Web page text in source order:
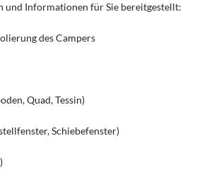
und Informationen für Sie bereitgestellt:
des Campers
Quad, Tessin)
Schiebefenster)